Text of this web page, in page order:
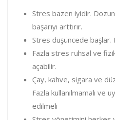
Stres bazen iyidir.
başarıyı arttırır.
Stres düşüncede
Fazla stres ruhsal ve
açabilir.
Çay, kahve, sigara ve
Fazla kullanılmamalı ve
edilmeli